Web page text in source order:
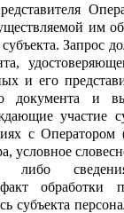
им
Запрос
и его
документа и
участие
с Оператором
условное
либо
обработки
субъекта